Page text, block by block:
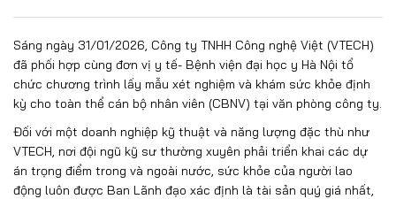
Sáng ngày 31/01/2026, Công ty TNHH Công nghệ Việt (VTECH)
đã phối hợp cùng đơn vị y tế- Bệnh viện đại học y Hà Nội tổ
chức chương trình lấy mẫu xét nghiệm và khám sức khỏe định
kỳ cho toàn thể cán bộ nhân viên (CBNV) tại văn phòng công ty.
Đối với một doanh nghiệp kỹ thuật và năng lượng đặc thù như
VTECH, nơi đội ngũ kỹ sư thường xuyên phải triển khai các dự
án trọng điểm trong và ngoài nước, sức khỏe của người lao
động luôn được Ban Lãnh đạo xác định là tài sản quý giá nhất,